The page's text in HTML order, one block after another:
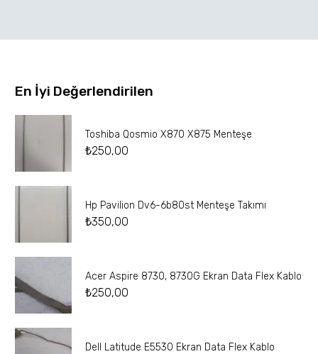
En İyi Değerlendirilen
Toshiba Qosmio X870 X875 Menteşe
₺250,00
Hp Pavilion Dv6-6b80st Menteşe Takımı
₺350,00
Acer Aspire 8730, 8730G Ekran Data Flex Kablo
₺250,00
Dell Latitude E5530 Ekran Data Flex Kablo